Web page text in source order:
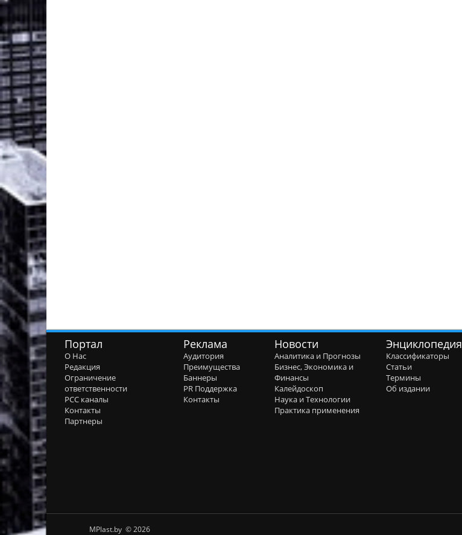
Портал
О Нас
Редакция
Ограничение
ответственности
РСС каналы
Контакты
Партнеры
Реклама
Аудитория
Преимущества
Баннеры
PR Поддержка
Контакты
Новости
Аналитика и Прогнозы
Бизнес, Экономика и
Финансы
Калейдоскоп
Наука и Технологии
Практика применения
Энциклопедия
Классификаторы
Статьи
Термины
Об издании
MPlast.by © 2026